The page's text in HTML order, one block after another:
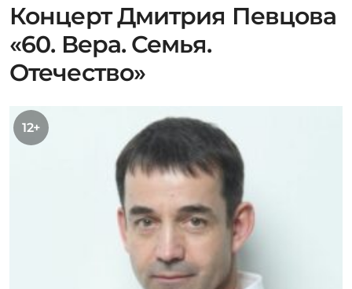
Концерт Дмитрия Певцова
«60. Вера. Семья.
Отечество»
12+